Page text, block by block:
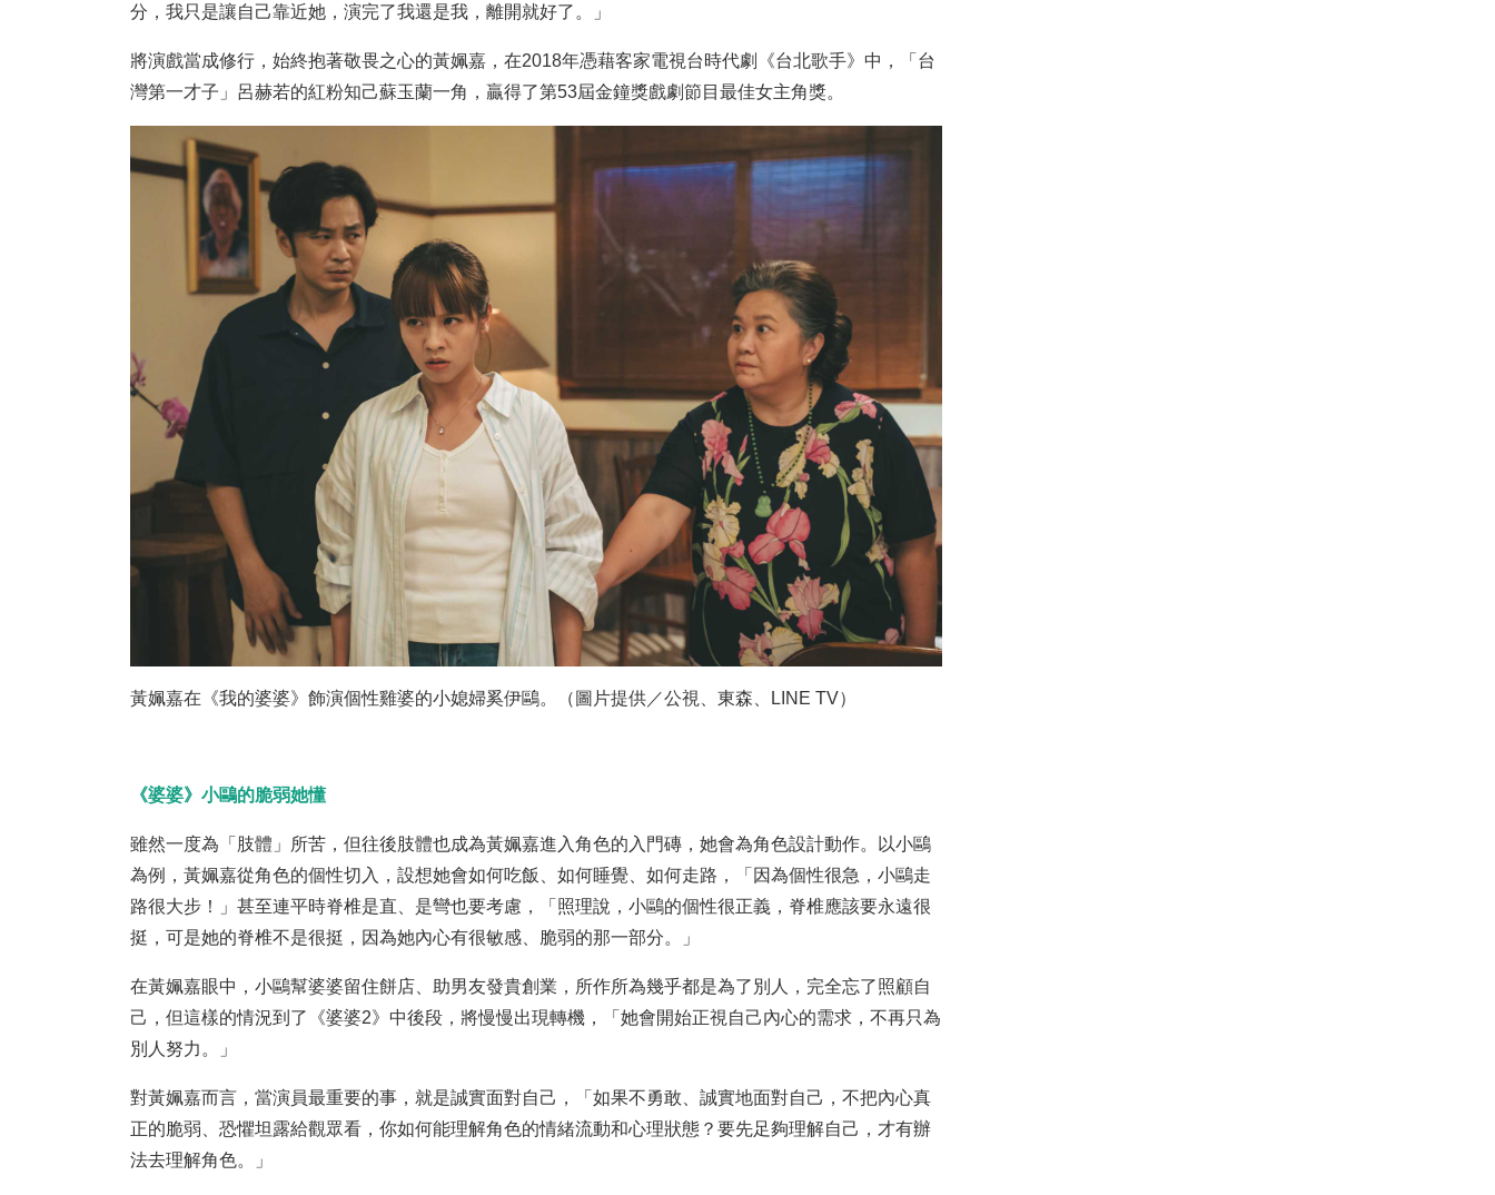
分，我只是讓自己靠近她，演完了我還是我，離開就好了。」
將演戲當成修行，始終抱著敬畏之心的黃姵嘉，在2018年憑藉客家電視台時代劇《台北歌手》中，「台
灣第一才子」呂赫若的紅粉知己蘇玉蘭一角，贏得了第53屆金鐘獎戲劇節目最佳女主角獎。
黃姵嘉在《我的婆婆》飾演個性雞婆的小媳婦奚伊鷗。（圖片提供／公視、東森、LINE TV）
《婆婆》小鷗的脆弱她懂
雖然一度為「肢體」所苦，但往後肢體也成為黃姵嘉進入角色的入門磚，她會為角色設計動作。以小鷗
為例，黃姵嘉從角色的個性切入，設想她會如何吃飯、如何睡覺、如何走路，「因為個性很急，小鷗走
路很大步！」甚至連平時脊椎是直、是彎也要考慮，「照理說，小鷗的個性很正義，脊椎應該要永遠很
挺，可是她的脊椎不是很挺，因為她內心有很敏感、脆弱的那一部分。」
在黃姵嘉眼中，小鷗幫婆婆留住餅店、助男友發貴創業，所作所為幾乎都是為了別人，完全忘了照顧自
己，但這樣的情況到了《婆婆2》中後段，將慢慢出現轉機，「她會開始正視自己內心的需求，不再只為
別人努力。」
對黃姵嘉而言，當演員最重要的事，就是誠實面對自己，「如果不勇敢、誠實地面對自己，不把內心真
正的脆弱、恐懼坦露給觀眾看，你如何能理解角色的情緒流動和心理狀態？要先足夠理解自己，才有辦
法去理解角色。」